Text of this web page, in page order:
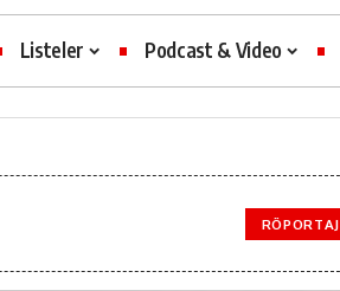
Listeler Podcast & Video
RÖPORTAJ